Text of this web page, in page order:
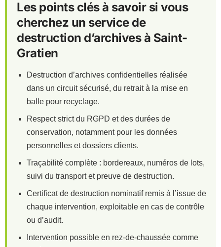
Les points clés à savoir si vous
cherchez un service de
destruction d’archives à Saint-
Gratien
Destruction d’archives confidentielles réalisée
dans un circuit sécurisé, du retrait à la mise en
balle pour recyclage.
Respect strict du RGPD et des durées de
conservation, notamment pour les données
personnelles et dossiers clients.
Traçabilité complète : bordereaux, numéros de lots,
suivi du transport et preuve de destruction.
Certificat de destruction nominatif remis à l’issue de
chaque intervention, exploitable en cas de contrôle
ou d’audit.
Intervention possible en rez-de-chaussée comme